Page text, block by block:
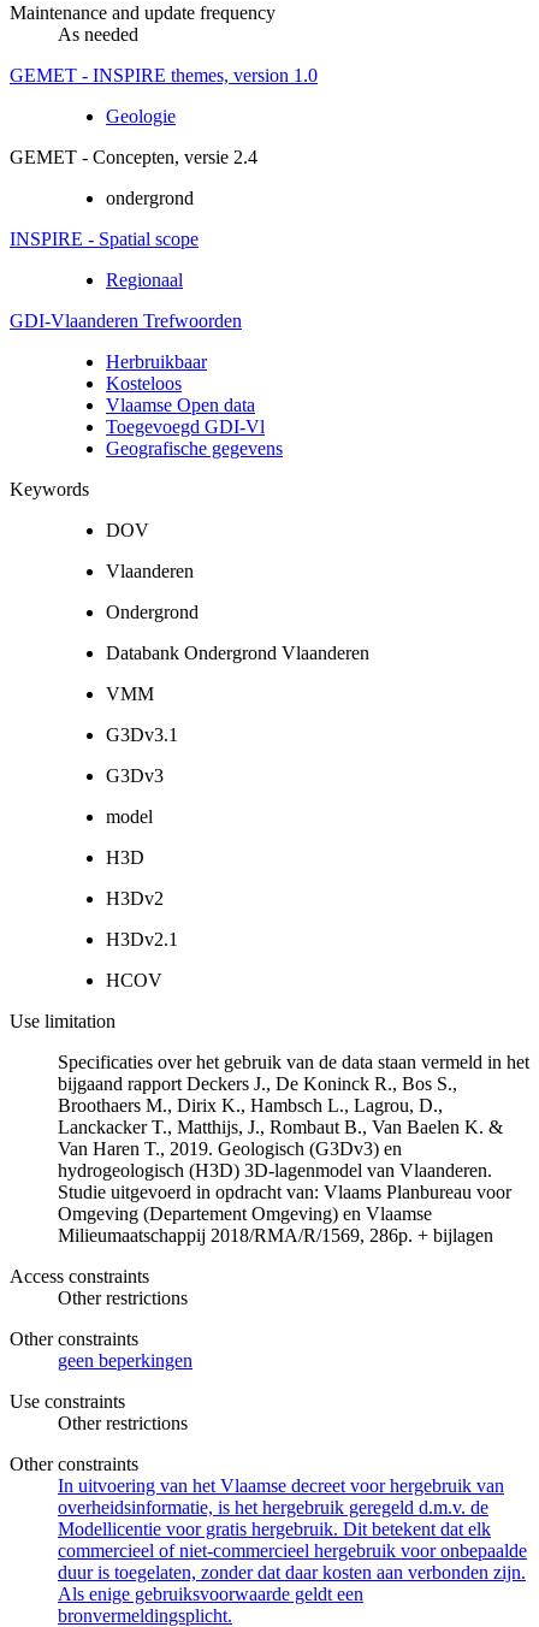
Maintenance and update frequency
As needed
GEMET - INSPIRE themes, version 1.0
Geologie
GEMET - Concepten, versie 2.4
ondergrond
INSPIRE - Spatial scope
Regionaal
GDI-Vlaanderen Trefwoorden
Herbruikbaar
Kosteloos
Vlaamse Open data
Toegevoegd GDI-Vl
Geografische gegevens
Keywords
DOV
Vlaanderen
Ondergrond
Databank Ondergrond Vlaanderen
VMM
G3Dv3.1
G3Dv3
model
H3D
H3Dv2
H3Dv2.1
HCOV
Use limitation
Specificaties over het gebruik van de data staan vermeld in het
bijgaand rapport Deckers J., De Koninck R., Bos S.,
Broothaers M., Dirix K., Hambsch L., Lagrou, D.,
Lanckacker T., Matthijs, J., Rombaut B., Van Baelen K. &
Van Haren T., 2019. Geologisch (G3Dv3) en
hydrogeologisch (H3D) 3D-lagenmodel van Vlaanderen.
Studie uitgevoerd in opdracht van: Vlaams Planbureau voor
Omgeving (Departement Omgeving) en Vlaamse
Milieumaatschappij 2018/RMA/R/1569, 286p. + bijlagen
Access constraints
Other restrictions
Other constraints
geen beperkingen
Use constraints
Other restrictions
Other constraints
In uitvoering van het Vlaamse decreet voor hergebruik van
overheidsinformatie, is het hergebruik geregeld d.m.v. de
Modellicentie voor gratis hergebruik. Dit betekent dat elk
commercieel of niet-commercieel hergebruik voor onbepaalde
duur is toegelaten, zonder dat daar kosten aan verbonden zijn.
Als enige gebruiksvoorwaarde geldt een
bronvermeldingsplicht.